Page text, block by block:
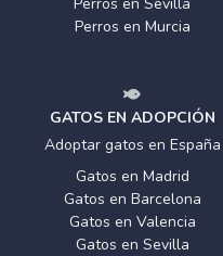
Perros en Murcia
GATOS EN ADOPCIÓN
Adoptar gatos en España
Gatos en Madrid
Gatos en Barcelona
Gatos en Valencia
Gatos en Sevilla